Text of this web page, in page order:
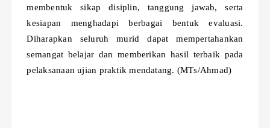
membentuk sikap disiplin, tanggung jawab, serta
kesiapan menghadapi berbagai bentuk evaluasi.
Diharapkan seluruh murid dapat mempertahankan
semangat belajar dan memberikan hasil terbaik pada
pelaksanaan ujian praktik mendatang. (MTs/Ahmad)